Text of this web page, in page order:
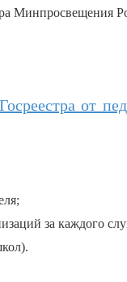
Минпросвещения
от
за каждого